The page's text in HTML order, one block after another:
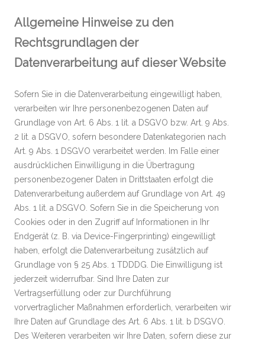
Allgemeine Hinweise zu den
Rechtsgrundlagen der
Datenverarbeitung auf dieser Website
Sofern Sie in die Datenverarbeitung eingewilligt haben,
verarbeiten wir Ihre personenbezogenen Daten auf
Grundlage von Art. 6 Abs. 1 lit. a DSGVO bzw. Art. 9 Abs.
2 lit. a DSGVO, sofern besondere Datenkategorien nach
Art. 9 Abs. 1 DSGVO verarbeitet werden. Im Falle einer
ausdrücklichen Einwilligung in die Übertragung
personenbezogener Daten in Drittstaaten erfolgt die
Datenverarbeitung außerdem auf Grundlage von Art. 49
Abs. 1 lit. a DSGVO. Sofern Sie in die Speicherung von
Cookies oder in den Zugriff auf Informationen in Ihr
Endgerät (z. B. via Device-Fingerprinting) eingewilligt
haben, erfolgt die Datenverarbeitung zusätzlich auf
Grundlage von § 25 Abs. 1 TDDDG. Die Einwilligung ist
jederzeit widerrufbar. Sind Ihre Daten zur
Vertragserfüllung oder zur Durchführung
vorvertraglicher Maßnahmen erforderlich, verarbeiten wir
Ihre Daten auf Grundlage des Art. 6 Abs. 1 lit. b DSGVO.
Des Weiteren verarbeiten wir Ihre Daten, sofern diese zur